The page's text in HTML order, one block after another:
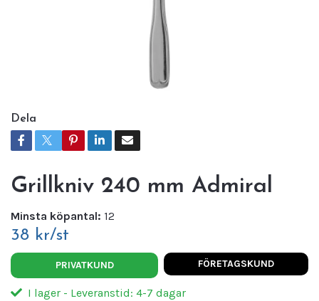
Dela
Grillkniv 240 mm Admiral
Minsta köpantal: 12
38 kr/st
PRIVATKUND FÖRETAGSKUND
I lager - Leveranstid: 4-7 dagar